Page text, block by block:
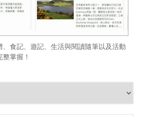
食記、遊記、生活與閱讀隨筆以及活動
掌握！